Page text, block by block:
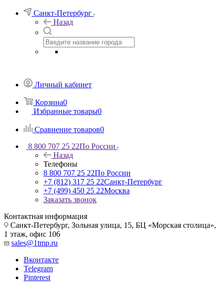
Санкт-Петербург
Назад
Личный кабинет
Корзина0
Избранные товары0
Сравнение товаров0
8 800 707 25 22По России
Назад
Телефоны
8 800 707 25 22По России
+7 (812) 317 25 22Санкт-Петербург
+7 (499) 450 25 22Москва
Заказать звонок
Контактная информация
Санкт-Петербург, Зольная улица, 15, БЦ «Морская столица»,
1 этаж, офис 106
sales@1tmp.ru
Вконтакте
Telegram
Pinterest